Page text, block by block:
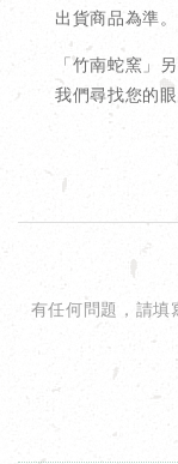
出貨商品為準。
「竹南蛇窯」
我們尋找您的眼
有任何問題，請填